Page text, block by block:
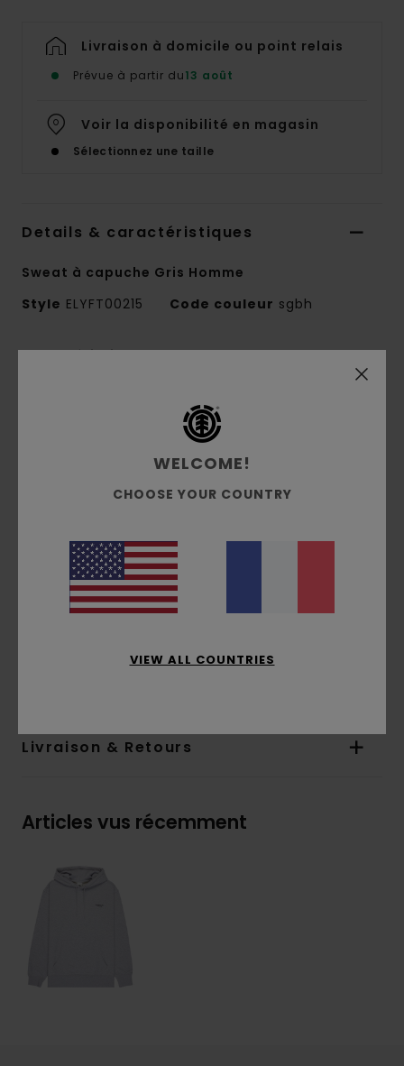
Livraison à domicile ou point relais
Prévue à partir du13 août
Voir la disponibilité en magasin
Sélectionnez une taille
Details & caractéristiques
Sweat à capuche Gris Homme
Style ELYFT00215 Code couleur sgbh
Caractéristiques
Conscious by Nature : coton recyclé
coton et coton recyclé
Molleton [320 g/m2]
coupe relax, décontractée et fluide
Intérieur non brossé
Capuche :capuche fixe
Étiquette à l’entrejambe
Broderie sur la poitrine
Livraison & Retours
Articles vus récemment
WELCOME!
CHOOSE YOUR COUNTRY
VIEW ALL COUNTRIES